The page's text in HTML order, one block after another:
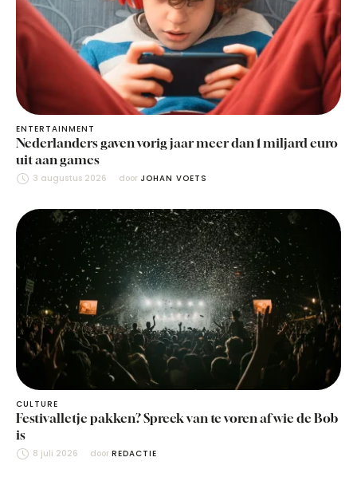
ENTERTAINMENT
Nederlanders gaven vorig jaar meer dan 1 miljard euro
uit aan games
3 augustus 2026 door JOHAN VOETS
CULTURE
Festivalletje pakken? Spreek van te voren af wie de Bob
is
8 juli 2026 door REDACTIE